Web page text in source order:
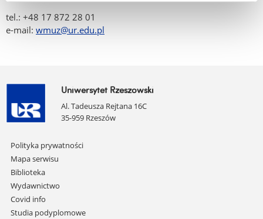
tel.: +48 17 872 28 01
e-mail: wmuz@ur.edu.pl
Uniwersytet Rzeszowski
Al. Tadeusza Rejtana 16C
35-959 Rzeszów
Pomiń
nawigację
i
przejdź
do
treści
Polityka prywatności
Mapa serwisu
Biblioteka
Wydawnictwo
Covid info
Studia podyplomowe